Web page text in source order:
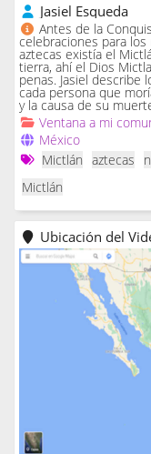
Jasiel Esqueda
Antes de la
celebraciones para
aztecas existía el
tierra, ahí el Dios
penas. Jasiel
cada persona que
y la causa de su
Ventana a mi
México
Mictlán aztecas
Mictlán
Ubicación del